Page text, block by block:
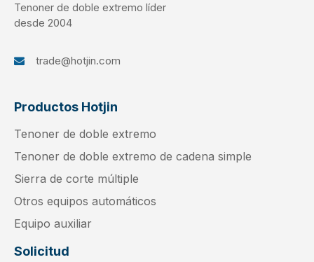
Tenoner de doble extremo líder
desde 2004
 trade@hotjin.com
Productos Hotjin
Tenoner de doble extremo
Tenoner de doble extremo de cadena simple
Sierra de corte múltiple
Otros equipos automáticos
Equipo auxiliar
Solicitud